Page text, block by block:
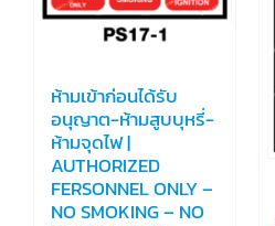
ห้ามเข้าก่อนได้รับ
อนุญาต-ห้ามสูบบุหรี่-
ห้ามจุดไฟ |
AUTHORIZED
FERSONNEL ONLY –
NO SMOKING – NO